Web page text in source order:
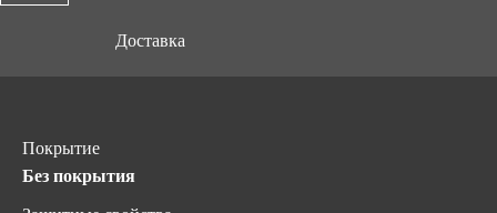
Доставка
Покрытие
Без покрытия